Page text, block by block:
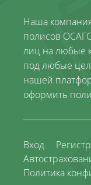
Наша
полисов
лиц на любые
под любые
нашей
оформить
Вход
Политика